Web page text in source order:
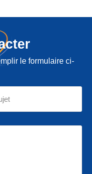
le formulaire ci-